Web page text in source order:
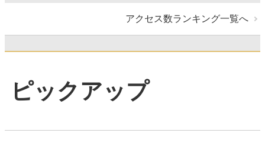
アクセス数ランキング一覧へ
ピックアップ